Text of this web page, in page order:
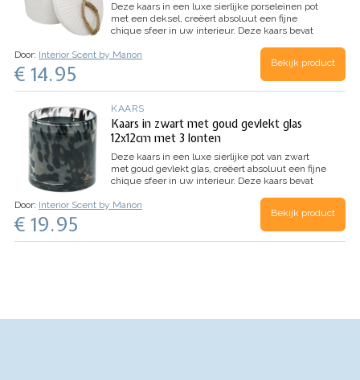
Deze kaars in een luxe sierlijke porseleinen pot
met een deksel, creëert absoluut een fijne
chique sfeer in uw interieur. Deze kaars bevat
8.5 cm
Door: Interior Scent by Manon
€ 14.95 Bekijk product
KAARS
Kaars in zwart met goud gevlekt glas
12x12cm met 3 lonten
Deze kaars in een luxe sierlijke pot van zwart
met goud gevlekt glas, creëert absoluut een fijne
chique sfeer in uw interieur. Deze kaars bevat
doorsnede 12 cm / hoogte 12 cm
Door: Interior Scent by Manon
€ 19.95 Bekijk product